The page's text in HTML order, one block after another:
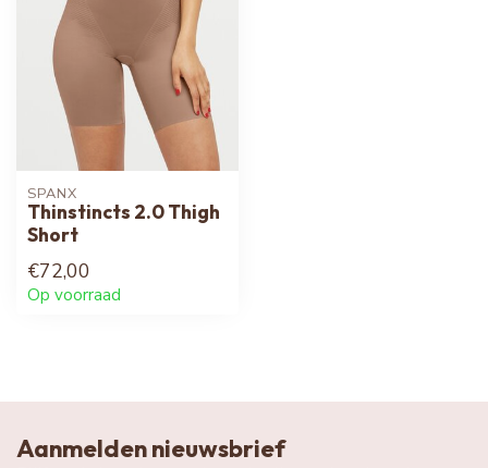
SPANX
Thinstincts 2.0 Thigh
Short
€72,00
Op voorraad
Aanmelden nieuwsbrief